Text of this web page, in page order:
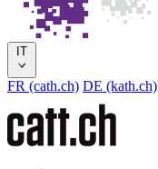
IT
FR (cath.ch) DE (kath.ch)